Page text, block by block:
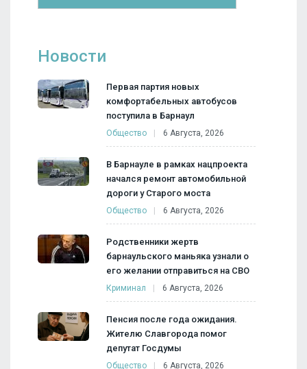
Новости
Первая партия новых
комфортабельных автобусов
поступила в Барнаул
Общество 6 Августа, 2026
В Барнауле в рамках нацпроекта
начался ремонт автомобильной
дороги у Старого моста
Общество 6 Августа, 2026
Родственники жертв
барнаульского маньяка узнали о
его желании отправиться на СВО
Криминал 6 Августа, 2026
Пенсия после года ожидания.
Жителю Славгорода помог
депутат Госдумы
Общество 6 Августа, 2026